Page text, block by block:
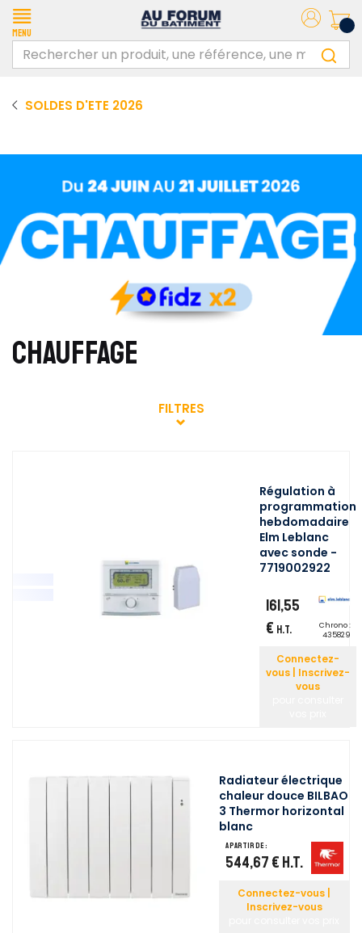
Menu
SOLDES D'ETE 2026
CHAUFFAGE
FILTRES
Régulation à
programmation
hebdomadaire
Elm Leblanc
avec sonde -
7719002922
161,55
€ H.T.
Chrono :
435829
Connectez-
vous | Inscrivez-
vous
Radiateur électrique
chaleur douce BILBAO
3 Thermor horizontal
blanc
A partir de :
544,67 € H.T.
Connectez-vous |
Inscrivez-vous